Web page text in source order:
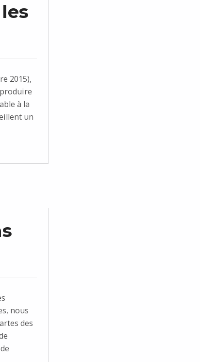
2015),
à la
un
nous
des